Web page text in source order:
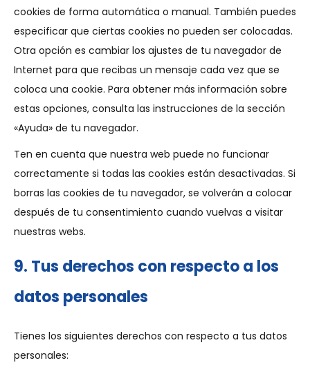
cookies de forma automática o manual. También puedes
especificar que ciertas cookies no pueden ser colocadas.
Otra opción es cambiar los ajustes de tu navegador de
Internet para que recibas un mensaje cada vez que se
coloca una cookie. Para obtener más información sobre
estas opciones, consulta las instrucciones de la sección
«Ayuda» de tu navegador.
Ten en cuenta que nuestra web puede no funcionar
correctamente si todas las cookies están desactivadas. Si
borras las cookies de tu navegador, se volverán a colocar
después de tu consentimiento cuando vuelvas a visitar
nuestras webs.
9. Tus derechos con respecto a los
datos personales
Tienes los siguientes derechos con respecto a tus datos
personales: